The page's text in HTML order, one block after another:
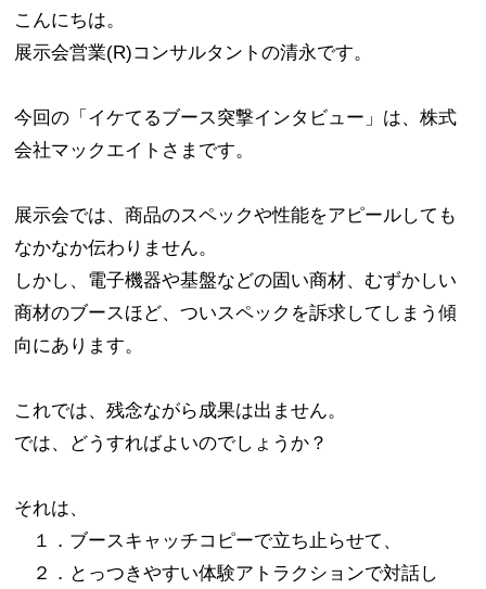
こんにちは。
展示会営業(R)コンサルタントの清永です。
今回の「イケてるブース突撃インタビュー」は、株式
会社マックエイトさまです。
展示会では、商品のスペックや性能をアピールしても
なかなか伝わりません。
しかし、電子機器や基盤などの固い商材、むずかしい
商材のブースほど、ついスペックを訴求してしまう傾
向にあります。
これでは、残念ながら成果は出ません。
では、どうすればよいのでしょうか？
それは、
１．ブースキャッチコピーで立ち止らせて、
２．とっつきやすい体験アトラクションで対話し